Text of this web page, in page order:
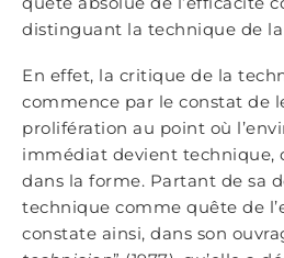
distinguant la technique de
En effet, la critique de la
commence par le constat de
prolifération au point où
immédiat devient technique,
dans la forme. Partant de sa
technique comme quête de
constate ainsi, dans son